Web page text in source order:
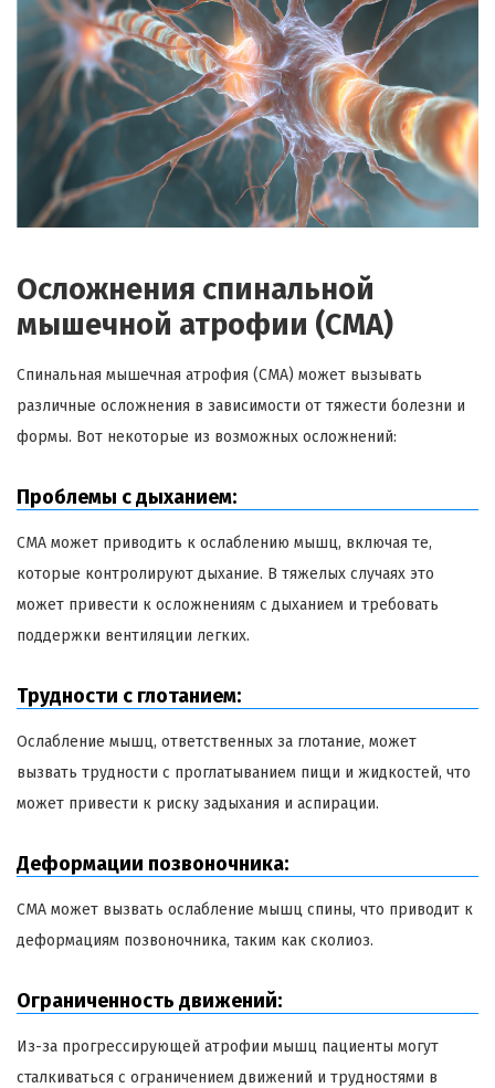
Осложнения спинальной
мышечной атрофии (СМА)
Спинальная мышечная атрофия (СМА) может вызывать
различные осложнения в зависимости от тяжести болезни и
формы. Вот некоторые из возможных осложнений:
Проблемы с дыханием:
СМА может приводить к ослаблению мышц, включая те,
которые контролируют дыхание. В тяжелых случаях это
может привести к осложнениям с дыханием и требовать
поддержки вентиляции легких.
Трудности с глотанием:
Ослабление мышц, ответственных за глотание, может
вызвать трудности с проглатыванием пищи и жидкостей, что
может привести к риску задыхания и аспирации.
Деформации позвоночника:
СМА может вызвать ослабление мышц спины, что приводит к
деформациям позвоночника, таким как сколиоз.
Ограниченность движений:
Из-за прогрессирующей атрофии мышц пациенты могут
сталкиваться с ограничением движений и трудностями в